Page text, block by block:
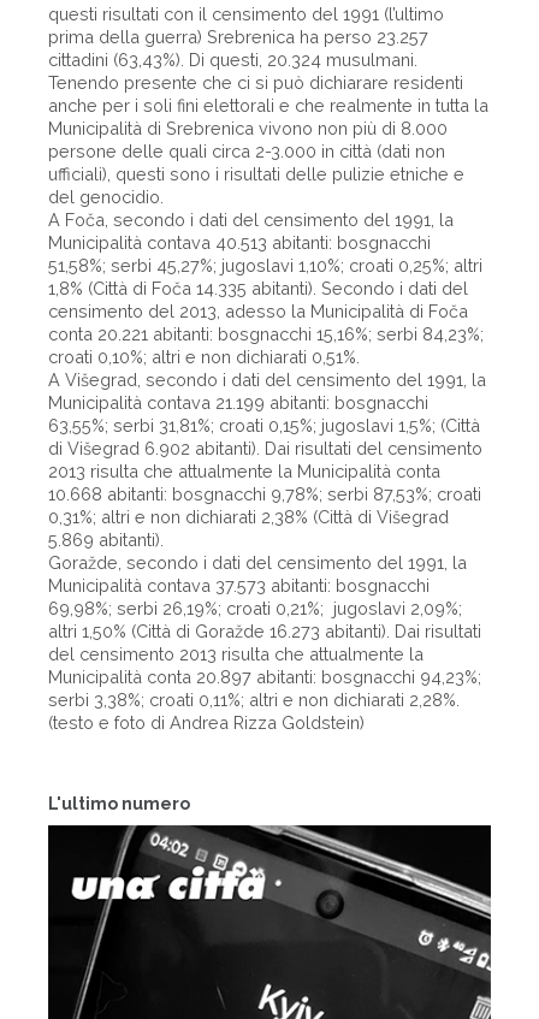
L'ultimo numero
questi risultati con il censimento del 1991 (l’ultimo
prima della guerra) Srebrenica ha perso 23.257
cittadini (63,43%). Di questi, 20.324 musulmani.
Tenendo presente che ci si può dichiarare residenti
anche per i soli fini elettorali e che realmente in tutta la
Municipalità di Srebrenica vivono non più di 8.000
persone delle quali circa 2-3.000 in città (dati non
ufficiali), questi sono i risultati delle pulizie etniche e
del genocidio.
A Foča, secondo i dati del censimento del 1991, la
Municipalità contava 40.513 abitanti: bosgnacchi
51,58%; serbi 45,27%; jugoslavi 1,10%; croati 0,25%; altri
1,8% (Città di Foča 14.335 abitanti). Secondo i dati del
censimento del 2013, adesso la Municipalità di Foča
conta 20.221 abitanti: bosgnacchi 15,16%; serbi 84,23%;
croati 0,10%; altri e non dichiarati 0,51%.
A Višegrad, secondo i dati del censimento del 1991, la
Municipalità contava 21.199 abitanti: bosgnacchi
63,55%; serbi 31,81%; croati 0,15%; jugoslavi 1,5%; (Città
di Višegrad 6.902 abitanti). Dai risultati del censimento
2013 risulta che attualmente la Municipalità conta
10.668 abitanti: bosgnacchi 9,78%; serbi 87,53%; croati
0,31%; altri e non dichiarati 2,38% (Città di Višegrad
5.869 abitanti).
Goražde, secondo i dati del censimento del 1991, la
Municipalità contava 37.573 abitanti: bosgnacchi
69,98%; serbi 26,19%; croati 0,21%; jugoslavi 2,09%;
altri 1,50% (Città di Goražde 16.273 abitanti). Dai risultati
del censimento 2013 risulta che attualmente la
Municipalità conta 20.897 abitanti: bosgnacchi 94,23%;
serbi 3,38%; croati 0,11%; altri e non dichiarati 2,28%.
(testo e foto di Andrea Rizza Goldstein)